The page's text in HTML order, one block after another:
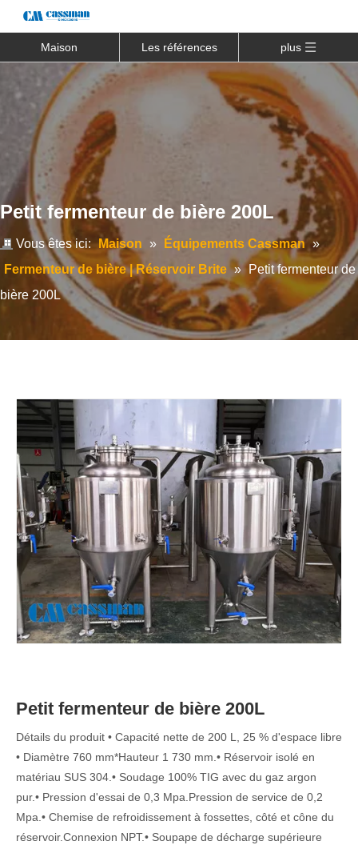
Maison Les références plus
Petit fermenteur de bière 200L
Vous êtes ici: Maison » Équipements Cassman »
Fermenteur de bière | Réservoir Brite » Petit fermenteur de
bière 200L
Petit fermenteur de bière 200L
Détails du produit • Capacité nette de 200 L, 25 % d'espace libre
• Diamètre 760 mm*Hauteur 1 730 mm.• Réservoir isolé en
matériau SUS 304.• Soudage 100% TIG avec du gaz argon
pur.• Pression d'essai de 0,3 Mpa.Pression de service de 0,2
Mpa.• Chemise de refroidissement à fossettes, côté et cône du
réservoir.Connexion NPT.• Soupape de décharge supérieure